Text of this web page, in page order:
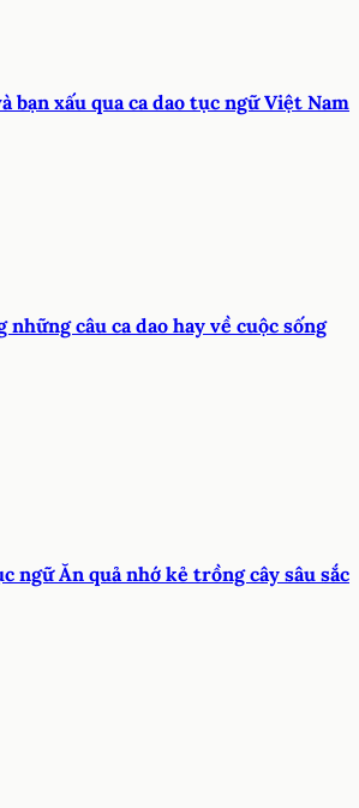
bạn xấu qua ca dao tục ngữ Việt Nam
những câu ca dao hay về cuộc sống
ngữ Ăn quả nhớ kẻ trồng cây sâu sắc